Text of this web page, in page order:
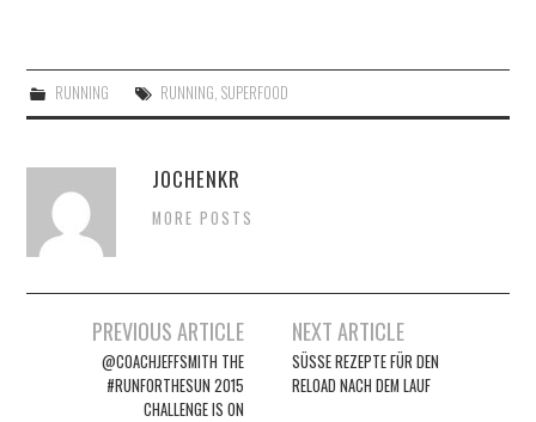
RUNNING RUNNING, SUPERFOOD
JOCHENKR
MORE POSTS
Artikel-
Navigation
PREVIOUS ARTICLE
@COACHJEFFSMITH THE
#RUNFORTHESUN 2015
CHALLENGE IS ON
NEXT ARTICLE
SÜSSE REZEPTE FÜR DEN R
ELOAD NACH DEM LAUF